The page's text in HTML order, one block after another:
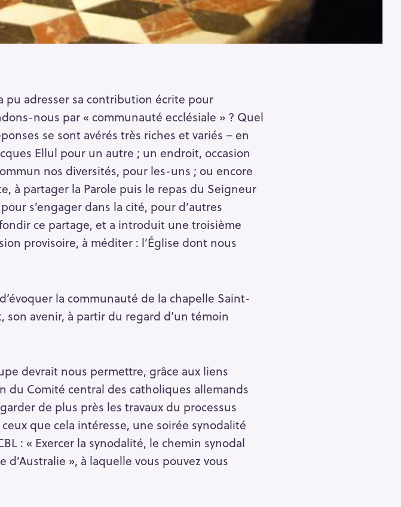
adresser sa contribution écrite pour
nous par « communauté ecclésiale » ? Quel
se sont avérés très riches et variés – en
Ellul pour un autre ; un endroit, occasion
nos diversités, pour les-uns ; ou encore
à partager la Parole puis le repas du Seigneur
s’engager dans la cité, pour d’autres
ce partage, et a introduit une troisième
provisoire, à méditer : l’Église dont nous
la communauté de la chapelle Saint-
avenir, à partir du regard d’un témoin
devrait nous permettre, grâce aux liens
du Comité central des catholiques allemands
de plus près les travaux du processus
que cela intéresse, une soirée synodalité
: « Exercer la synodalité, le chemin synodal
», à laquelle vous pouvez vous